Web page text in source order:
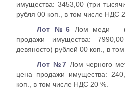
имущества: 3453,00 (три
рубля 00 коп., в том числе НДС
Лот №6Лом меди –
продажи имущества:
девяносто) рублей 00 коп., в
Лот №7 Лом черного
цена продажи имущества:
коп., в том числе НДС 20 %.